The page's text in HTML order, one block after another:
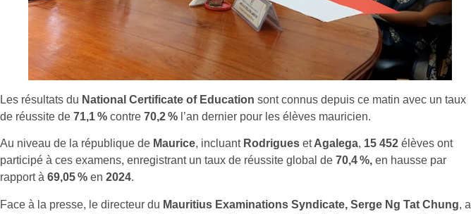
Les résultats du National Certificate of Education sont connus depuis ce matin avec un taux
de réussite de 71,1 % contre 70,2 % l’an dernier pour les élèves mauricien.
Au niveau de la république de Maurice, incluant Rodrigues etAgalega, 15 452 élèves ont
participé à ces examens, enregistrant un taux de réussite global de 70,4 %, en hausse par
rapport à 69,05 % en 2024.
Face à la presse, le directeur du Mauritius Examinations Syndicate, Serge Ng Tat Chung, a